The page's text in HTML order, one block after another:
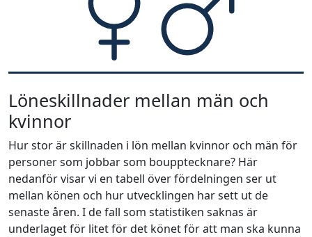
Löneskillnader mellan män och
kvinnor
Hur stor är skillnaden i lön mellan kvinnor och män för
personer som jobbar som boupptecknare? Här
nedanför visar vi en tabell över fördelningen ser ut
mellan könen och hur utvecklingen har sett ut de
senaste åren. I de fall som statistiken saknas är
underlaget för litet för det könet för att man ska kunna